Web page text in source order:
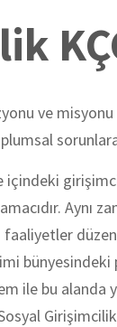
ve
ile bu alanda